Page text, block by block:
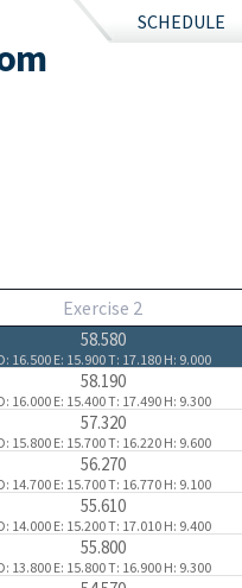
SCHEDULE
Exercise 2
58.580
16.500 E: 15.900T: 17.180 H: 9.000
58.190
16.000 E: 15.400T: 17.490 H: 9.300
57.320
15.800 E: 15.700T: 16.220 H: 9.600
56.270
14.700 E: 15.700T: 16.770 H: 9.100
55.610
14.000 E: 15.200T: 17.010 H: 9.400
55.800
13.800 E: 15.800T: 16.900 H: 9.300